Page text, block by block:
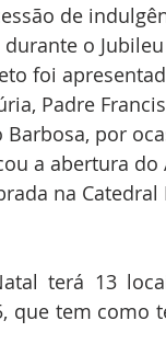
de
o
foi
Padre
Barbosa, por
a abertura do
na
terá 13
que tem como